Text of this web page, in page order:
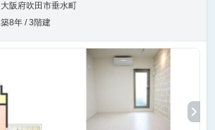
大阪府吹田市垂水町
築8年 / 3階建